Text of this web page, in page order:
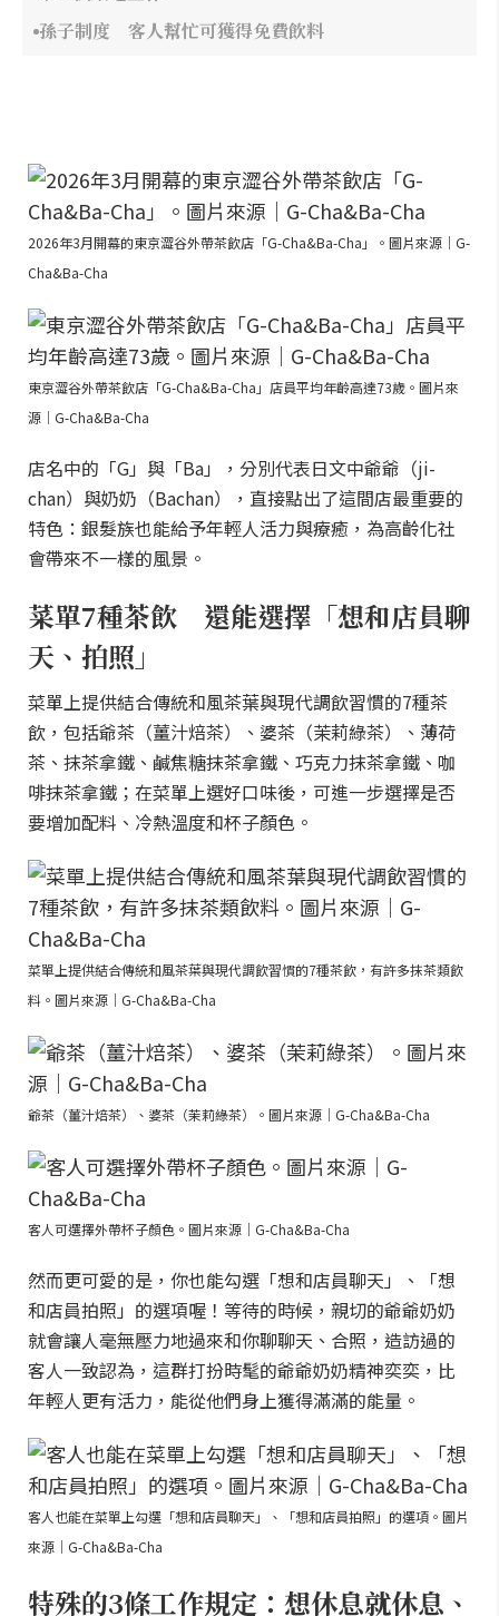
孫子制度 客人幫忙可獲得免費飲料
2026年3月開幕的東京澀谷外帶茶飲店「G-Cha&Ba-Cha」。圖片來源｜G-
Cha&Ba-Cha
東京澀谷外帶茶飲店「G-Cha&Ba-Cha」店員平均年齡高達73歲。圖片來
源｜G-Cha&Ba-Cha
店名中的「G」與「Ba」，分別代表日文中爺爺（ji-
chan）與奶奶（Bachan），直接點出了這間店最重要的
特色：銀髮族也能給予年輕人活力與療癒，為高齡化社
會帶來不一樣的風景。
菜單7種茶飲 還能選擇「想和店員聊
天、拍照」
菜單上提供結合傳統和風茶葉與現代調飲習慣的7種茶
飲，包括爺茶（薑汁焙茶）、婆茶（茉莉綠茶）、薄荷
茶、抹茶拿鐵、鹹焦糖抹茶拿鐵、巧克力抹茶拿鐵、咖
啡抹茶拿鐵；在菜單上選好口味後，可進一步選擇是否
要增加配料、冷熱溫度和杯子顏色。
菜單上提供結合傳統和風茶葉與現代調飲習慣的7種茶飲，有許多抹茶類飲
料。圖片來源｜G-Cha&Ba-Cha
爺茶（薑汁焙茶）、婆茶（茉莉綠茶）。圖片來源｜G-Cha&Ba-Cha
客人可選擇外帶杯子顏色。圖片來源｜G-Cha&Ba-Cha
然而更可愛的是，你也能勾選「想和店員聊天」、「想
和店員拍照」的選項喔！等待的時候，親切的爺爺奶奶
就會讓人毫無壓力地過來和你聊聊天、合照，造訪過的
客人一致認為，這群打扮時髦的爺爺奶奶精神奕奕，比
年輕人更有活力，能從他們身上獲得滿滿的能量。
客人也能在菜單上勾選「想和店員聊天」、「想和店員拍照」的選項。圖片
來源｜G-Cha&Ba-Cha
特殊的3條工作規定：想休息就休息、